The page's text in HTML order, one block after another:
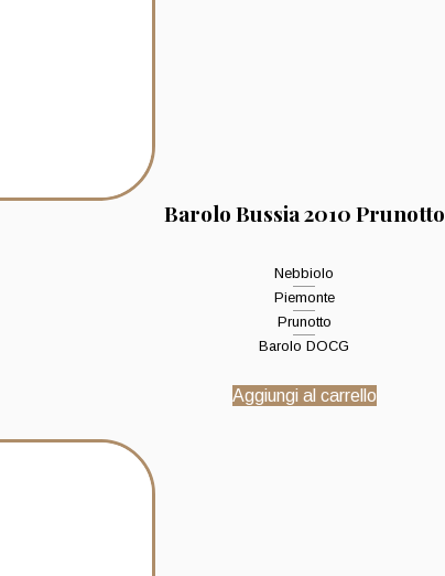
Barolo Bussia 2010 Prunotto
Nebbiolo
Piemonte
Prunotto
Barolo DOCG
Aggiungi al carrello